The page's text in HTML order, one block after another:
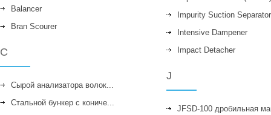
Balancer
Bran Scourer
C
Cырой анализатора волок...
Стальной бункер с кониче...
Impurity Suction Separator
Intensive Dampener
Impact Detacher
J
JFSD-100 дробильная